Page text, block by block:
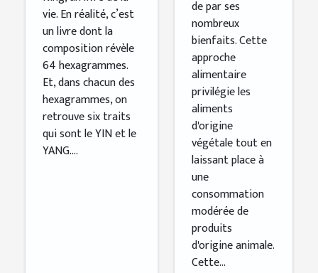
vie. En réalité, c’est
un livre dont la
composition révèle
64 hexagrammes.
Et, dans chacun des
hexagrammes, on
retrouve six traits
qui sont le YIN et le
YANG....
de par ses
nombreux
bienfaits. Cette
approche
alimentaire
privilégie les
aliments
d'origine
végétale tout en
laissant place à
une
consommation
modérée de
produits
d'origine animale.
Cette...